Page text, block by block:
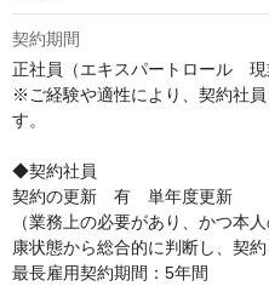
契約期間
正社員（エキスパートロール　現
※ご経験や適性により、契約社
す。
◆契約社員
契約の更新　有　単年度更新
（業務上の必要があり、かつ本
康状態から総合的に判断し、契約
最長雇用契約期間：5年間